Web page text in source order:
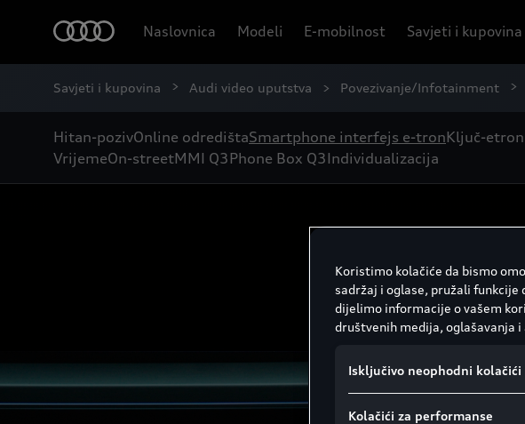
Naslovnica Modeli E-mobilnost Savjeti i kupovina
Savjeti i kupovina Audi video uputstva Povezivanje/Infotainment
Hitan-pozivOnline odredištaSmartphone interfejs e-tronKljuč-etron
VrijemeOn-streetMMI Q3Phone Box Q3Individualizacija
Koristimo kolačiće da bismo
sadržaj i oglase, pružali
dijelimo informacije o vašem
društvenih medija, oglašavanja
Isključivo neophodni kolačići
Kolačići za performanse